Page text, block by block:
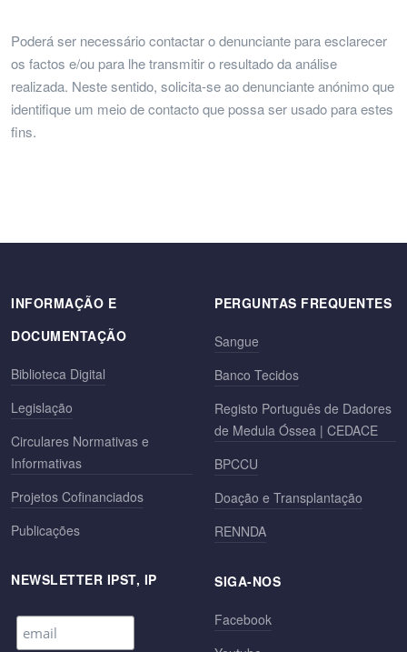
Poderá ser necessário contactar o denunciante para esclarecer
os factos e/ou para lhe transmitir o resultado da análise
realizada. Neste sentido, solicita-se ao denunciante anónimo que
identifique um meio de contacto que possa ser usado para estes
fins.
INFORMAÇÃO E
DOCUMENTAÇÃO
Biblioteca Digital
Legislação
Circulares Normativas e
Informativas
Projetos Cofinanciados
Publicações
NEWSLETTER IPST, IP
PERGUNTAS FREQUENTES
Sangue
Banco Tecidos
Registo Português de Dadores
de Medula Óssea | CEDACE
BPCCU
Doação e Transplantação
RENNDA
SIGA-NOS
Facebook